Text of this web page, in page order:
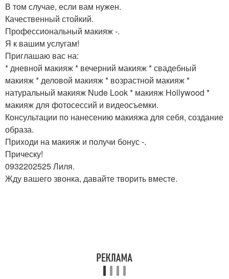
В том случае, если вам нужен.
Качественный стойкий.
Профессиональный макияж -.
Я к вашим услугам!
Приглашаю вас на:
* дневной макияж * вечерний макияж * свадебный
макияж * деловой макияж * возрастной макияж *
натуральный макияж Nude Look * макияж Hollywood *
макияж для фотосессий и видеосъемки.
Консультации по нанесению макияжа для себя, создание
образа.
Приходи на макияж и получи бонус -.
Прическу!
0932202525 Лиля.
Жду вашего звонка, давайте творить вместе.